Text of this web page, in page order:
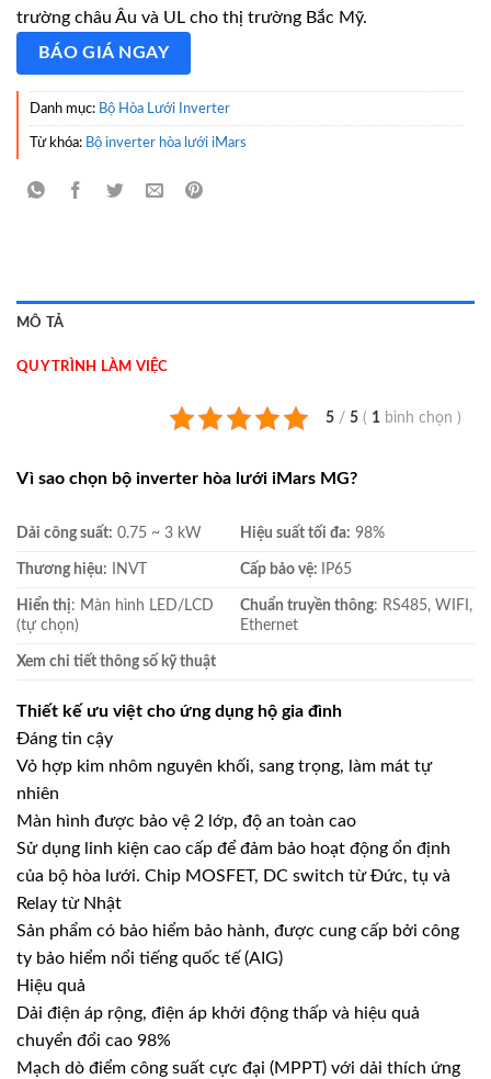
trường châu Âu và UL cho thị trường Bắc Mỹ.
BÁO GIÁ NGAY
Danh mục: Bộ Hòa Lưới Inverter
Từ khóa: Bộ inverter hòa lưới iMars
MÔ TẢ
QUY TRÌNH LÀM VIỆC
5 / 5 ( 1 bình chọn )
Vì sao chọn bộ inverter hòa lưới iMars MG?
Dải công suất: 0.75 ~ 3 kW Hiệu suất tối đa: 98%
Thương hiệu: INVT Cấp bảo vệ: IP65
Hiển thị: Màn hình LED/LCD
(tự chọn)
Chuẩn truyền thông: RS485, WIFI,
Ethernet
Xem chi tiết thông số kỹ thuật
Thiết kế ưu việt cho ứng dụng hộ gia đình
Đáng tin cậy
Vỏ hợp kim nhôm nguyên khối, sang trọng, làm mát tự
nhiên
Màn hình được bảo vệ 2 lớp, độ an toàn cao
Sử dụng linh kiện cao cấp để đảm bảo hoạt động ổn định
của bộ hòa lưới. Chip MOSFET, DC switch từ Đức, tụ và
Relay từ Nhật
Sản phẩm có bảo hiểm bảo hành, được cung cấp bởi công
ty bảo hiểm nổi tiếng quốc tế (AIG)
Hiệu quả
Dải điện áp rộng, điện áp khởi động thấp và hiệu quả
chuyển đổi cao 98%
Mạch dò điểm công suất cực đại (MPPT) với dải thích ứng